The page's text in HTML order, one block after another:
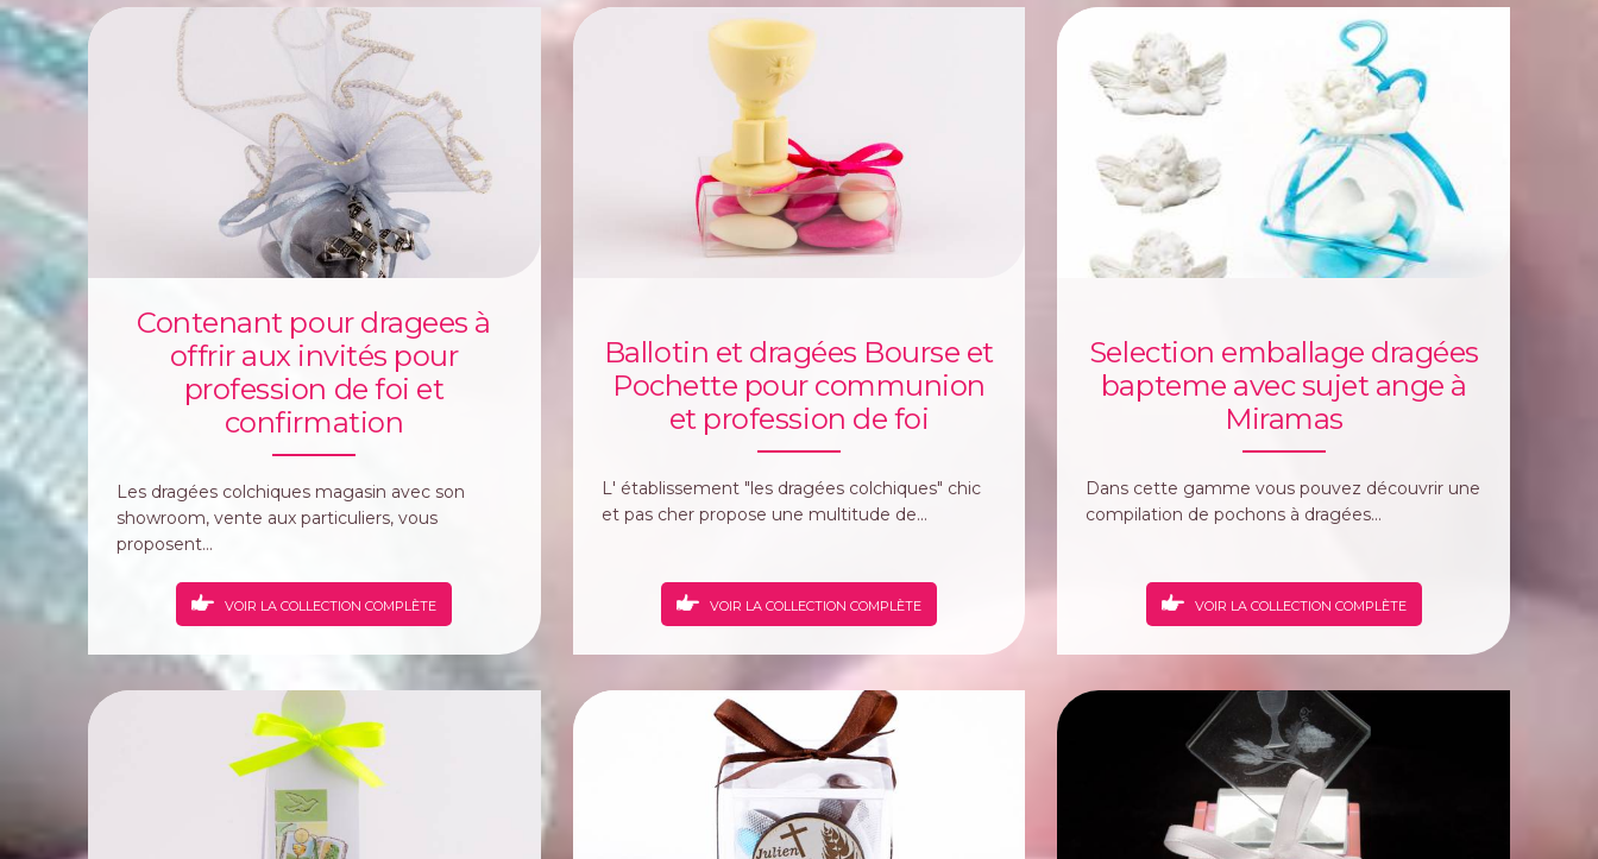
Contenant pour dragees à
offrir aux invités pour
profession de foi et
confirmation
Les dragées colchiques magasin avec son
showroom, vente aux particuliers, vous
proposent...
VOIR LA COLLECTION COMPLÈTE
Ballotin et dragées Bourse et
Pochette pour communion
et profession de foi
L' établissement "les dragées colchiques" chic
et pas cher propose une multitude de...
VOIR LA COLLECTION COMPLÈTE
Selection emballage dragées
bapteme avec sujet ange à
Miramas
Dans cette gamme vous pouvez découvrir une
compilation de pochons à dragées...
VOIR LA COLLECTION COMPLÈTE